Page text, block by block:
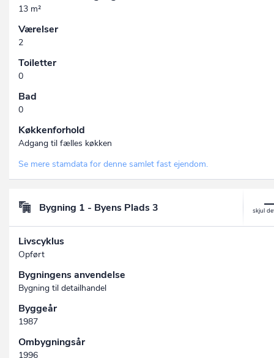
13 m²
Værelser
2
Toiletter
0
Bad
0
Køkkenforhold
Adgang til fælles køkken
Se mere stamdata for denne samlet fast ejendom.
Bygning 1 - Byens Plads 3
Livscyklus
Opført
Bygningens anvendelse
Bygning til detailhandel
Byggeår
1987
Ombygningsår
1996